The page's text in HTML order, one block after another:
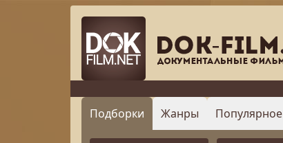
Подборки Жанры Популярное